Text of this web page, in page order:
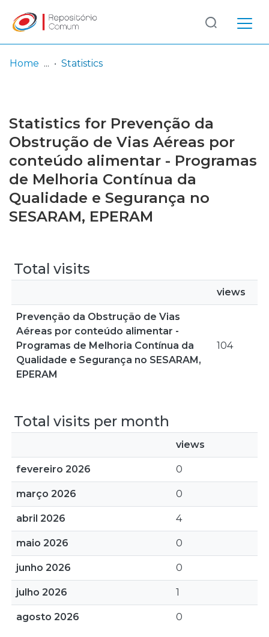
Browse repository
Entities
Log
In
(current)
Home Statistics
Statistics for Prevenção da
Obstrução de Vias Aéreas por
conteúdo alimentar - Programas
de Melhoria Contínua da
Qualidade e Segurança no
SESARAM, EPERAM
Total visits
views
Prevenção da Obstrução de Vias
Aéreas por conteúdo alimentar -
Programas de Melhoria Contínua da
Qualidade e Segurança no SESARAM,
EPERAM
104
Total visits per month
views
fevereiro 2026 0
março 2026 0
abril 2026 4
maio 2026 0
junho 2026 0
julho 2026 1
agosto 2026 0